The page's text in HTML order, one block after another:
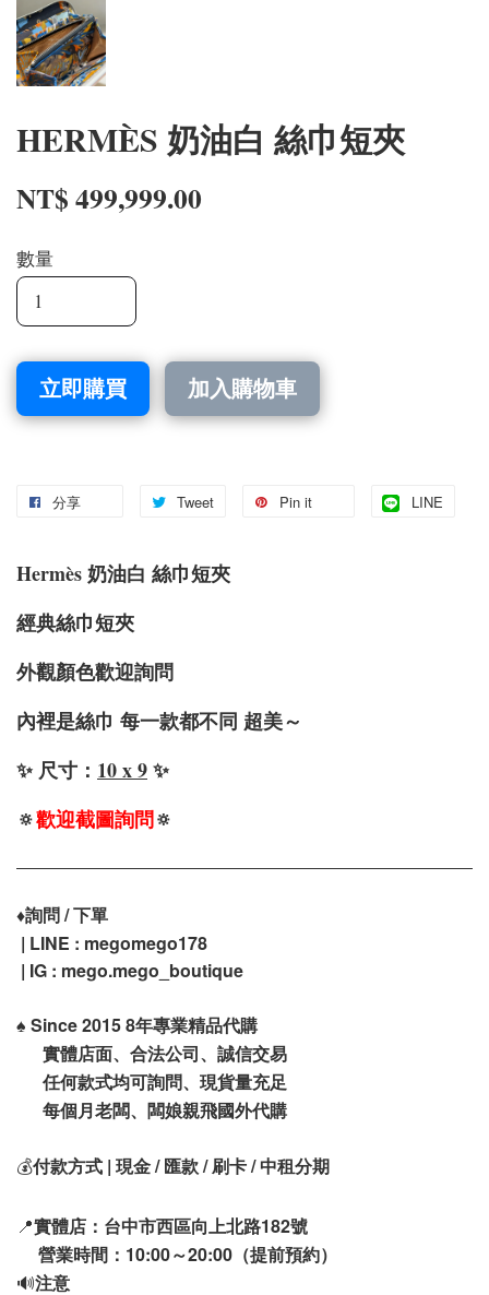
HERMÈS 奶油白 絲巾短夾
NT$ 499,999.00
數量
立即購買 加入購物車
分享 Tweet Pin it LINE
Hermès 奶油白 絲巾短夾
經典絲巾短夾
外觀顏色歡迎詢問
內裡是絲巾 每一款都不同 超美～
✨ 尺寸： 10 x 9✨
🔅歡迎截圖詢問🔅
♦️詢問 / 下單
| LINE : megomego178
| IG : mego.mego_boutique
♠️ Since 2015 8年專業精品代購
實體店面、合法公司、誠信交易
任何款式均可詢問、現貨量充足
每個月老闆、闆娘親飛國外代購
💰付款方式 | 現金 / 匯款 / 刷卡 / 中租分期
📍實體店：台中市西區向上北路182號
營業時間：10:00～20:00（提前預約）
🔊注意